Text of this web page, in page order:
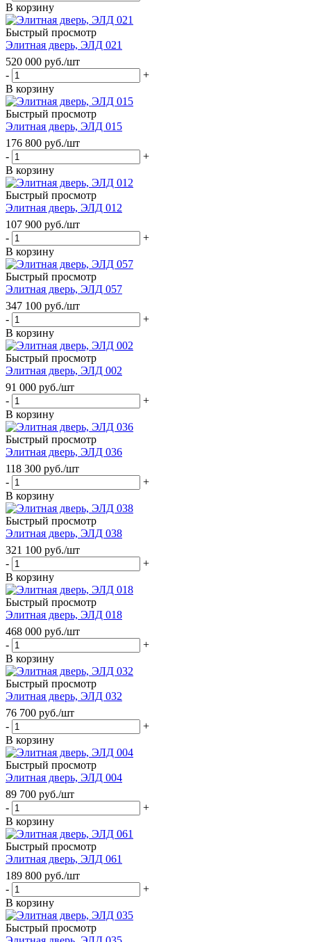
В корзину
Быстрый просмотр
Элитная дверь, ЭЛД 021
520 000 руб./шт
-
+
В корзину
Быстрый просмотр
Элитная дверь, ЭЛД 015
176 800 руб./шт
-
+
В корзину
Быстрый просмотр
Элитная дверь, ЭЛД 012
107 900 руб./шт
-
+
В корзину
Быстрый просмотр
Элитная дверь, ЭЛД 057
347 100 руб./шт
-
+
В корзину
Быстрый просмотр
Элитная дверь, ЭЛД 002
91 000 руб./шт
-
+
В корзину
Быстрый просмотр
Элитная дверь, ЭЛД 036
118 300 руб./шт
-
+
В корзину
Быстрый просмотр
Элитная дверь, ЭЛД 038
321 100 руб./шт
-
+
В корзину
Быстрый просмотр
Элитная дверь, ЭЛД 018
468 000 руб./шт
-
+
В корзину
Быстрый просмотр
Элитная дверь, ЭЛД 032
76 700 руб./шт
-
+
В корзину
Быстрый просмотр
Элитная дверь, ЭЛД 004
89 700 руб./шт
-
+
В корзину
Быстрый просмотр
Элитная дверь, ЭЛД 061
189 800 руб./шт
-
+
В корзину
Быстрый просмотр